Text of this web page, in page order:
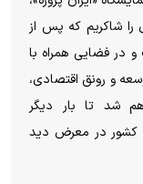
را شاکریم که پس از
در فضایی همراه با
و رونق اقتصادی،
شد تا بار دیگر
کشور در معرض دید